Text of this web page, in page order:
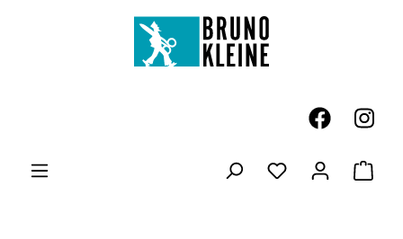
Zum Hauptinhalt springen
Du hast 0